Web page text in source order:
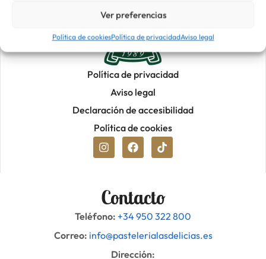
Ver preferencias
Política de cookiesPolítica de privacidadAviso legal
Política de privacidad
Aviso legal
Declaración de accesibilidad
Política de cookies
Contacto
Teléfono: +34 950 322 800
Correo: info@pastelerialasdelicias.es
Dirección: